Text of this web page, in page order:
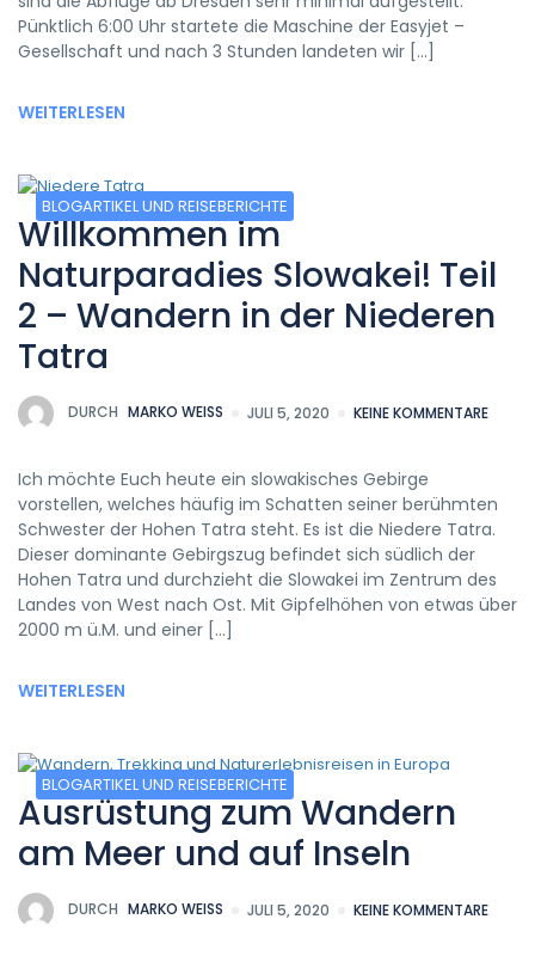
Pünktlich 6:00 Uhr startete die Maschine der Easyjet –
Gesellschaft und nach 3 Stunden landeten wir […]
WEITERLESEN
BLOGARTIKEL UND REISEBERICHTE
Willkommen im
Naturparadies Slowakei! Teil
2 – Wandern in der Niederen
Tatra
DURCH MARKO WEISS JULI 5, 2020 KEINE KOMMENTARE
Ich möchte Euch heute ein slowakisches Gebirge
vorstellen, welches häufig im Schatten seiner berühmten
Schwester der Hohen Tatra steht. Es ist die Niedere Tatra.
Dieser dominante Gebirgszug befindet sich südlich der
Hohen Tatra und durchzieht die Slowakei im Zentrum des
Landes von West nach Ost. Mit Gipfelhöhen von etwas über
2000 m ü.M. und einer […]
WEITERLESEN
BLOGARTIKEL UND REISEBERICHTE
Ausrüstung zum Wandern
am Meer und auf Inseln
DURCH MARKO WEISS JULI 5, 2020 KEINE KOMMENTARE